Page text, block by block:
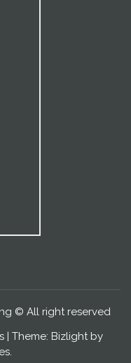
© All right reserved
| Theme: Bizlight by
.